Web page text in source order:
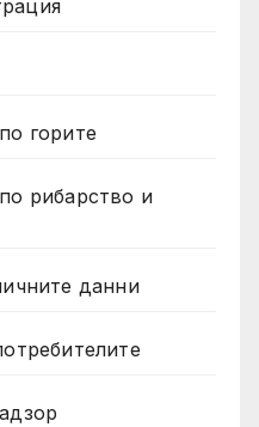
горите
рибарство и
данни